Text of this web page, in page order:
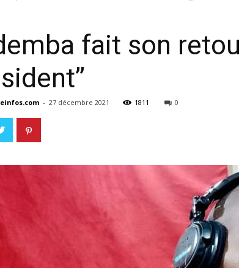
fait son
- 27 décembre 2021 1811 0